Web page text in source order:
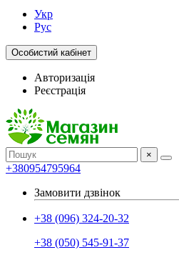
Укр
Рус
Особистий кабінет
Авторизація
Реєстрація
×
+380954795964
Замовити дзвінок
+38 (096) 324-20-32
+38 (050) 545-91-37